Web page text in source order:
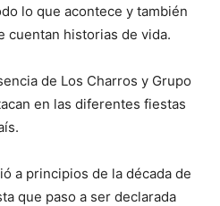
lo que acontece y también
cuentan historias de vida.
de Los Charros y Grupo
en las diferentes fiestas
a principios de la década de
que paso a ser declarada